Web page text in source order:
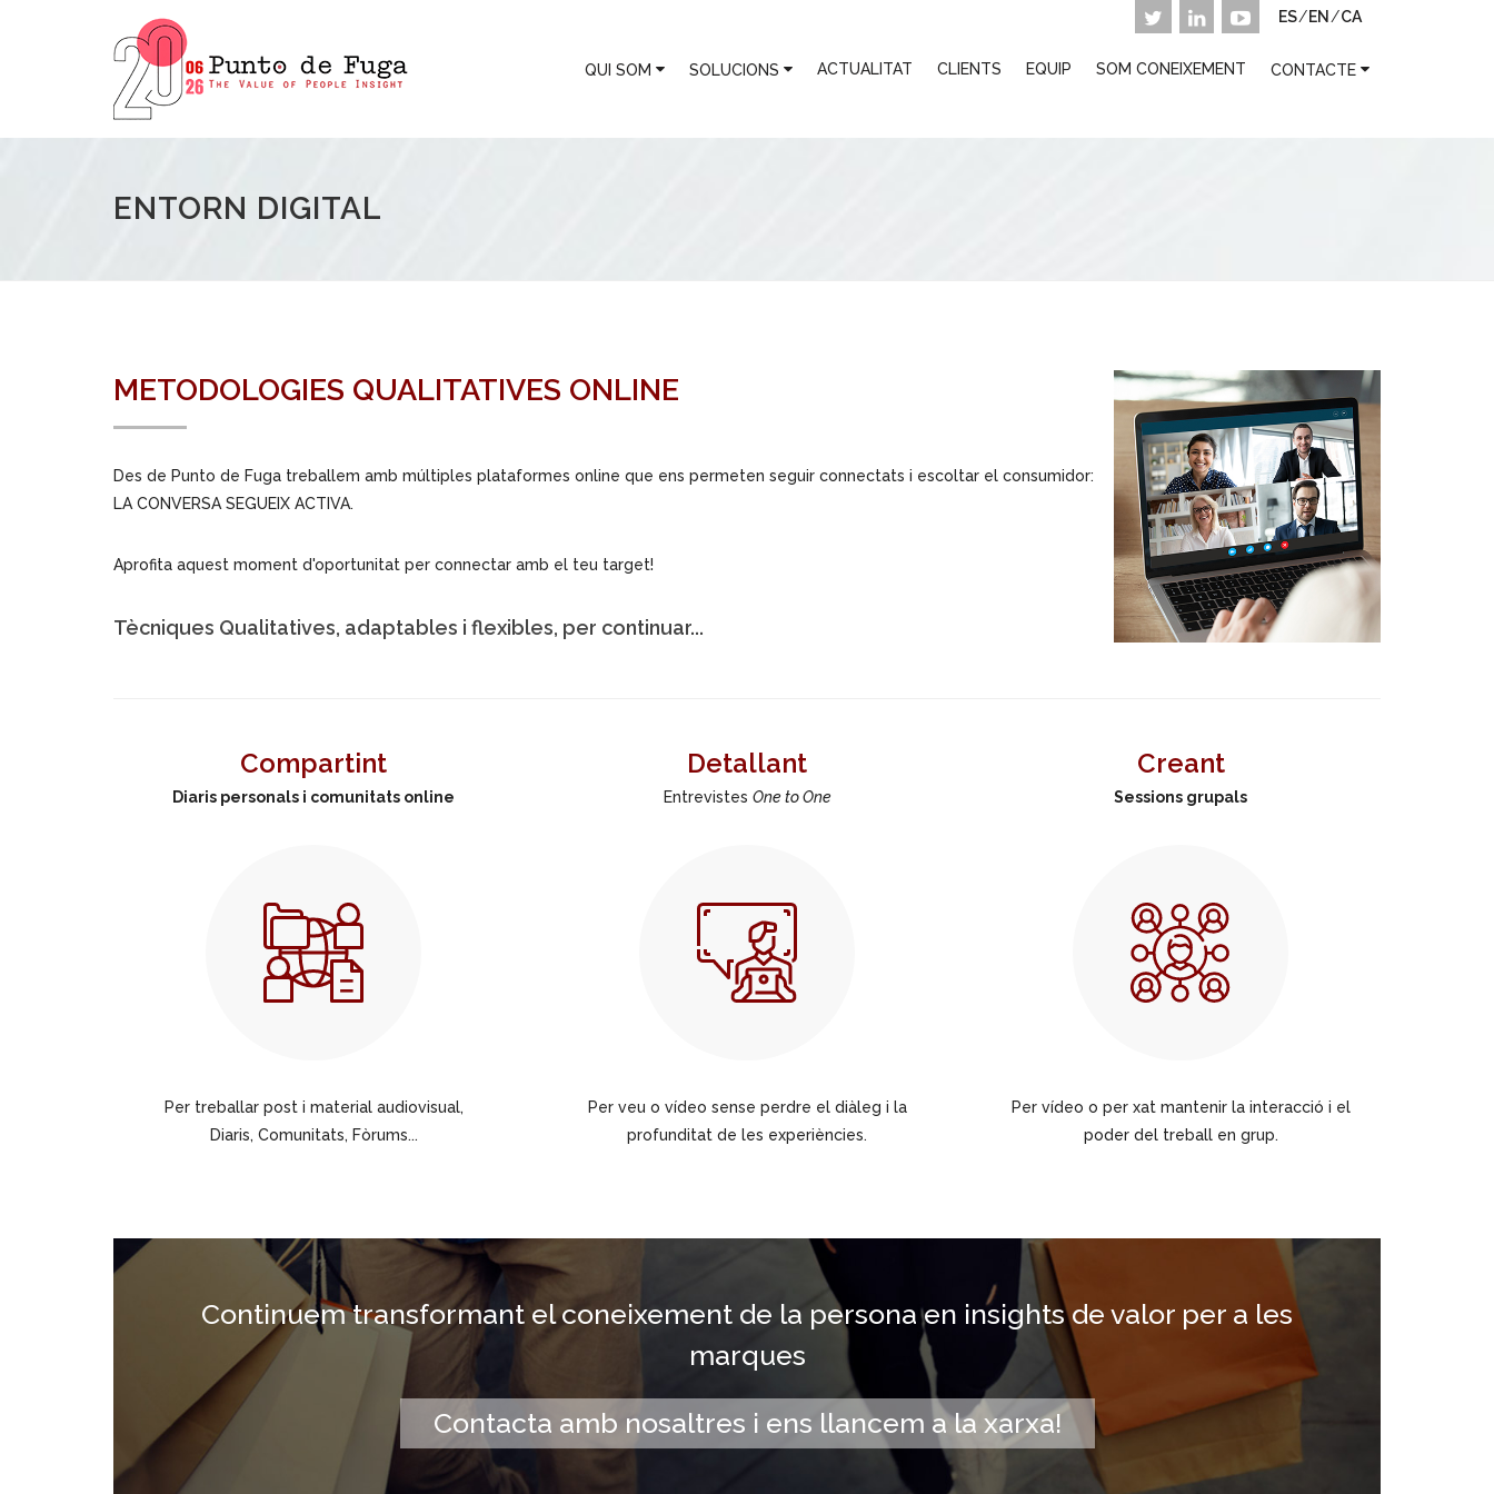
ES/EN /CA
QUI SOM SOLUCIONS ACTUALITAT CLIENTS EQUIP SOM CONEIXEMENT CONTACTE
ENTORN DIGITAL
METODOLOGIES QUALITATIVES ONLINE
Des de Punto de Fuga treballem amb múltiples plataformes online que ens permeten seguir connectats i escoltar el consumidor:
LA CONVERSA SEGUEIX ACTIVA.
Aprofita aquest moment d'oportunitat per connectar amb el teu target!
Tècniques Qualitatives, adaptables i flexibles, per continuar...
Compartint
Diaris personals i comunitats online
Per treballar post i material audiovisual,
Diaris, Comunitats, Fòrums...
Detallant
Entrevistes One to One
Per veu o vídeo sense perdre el diàleg i la
profunditat de les experiències.
Creant
Sessions grupals
Per vídeo o per xat mantenir la interacció i el
poder del treball en grup.
Continuem transformant el coneixement de la persona en insights de valor per a les
marques
Contacta amb nosaltres i ens llancem a la xarxa!